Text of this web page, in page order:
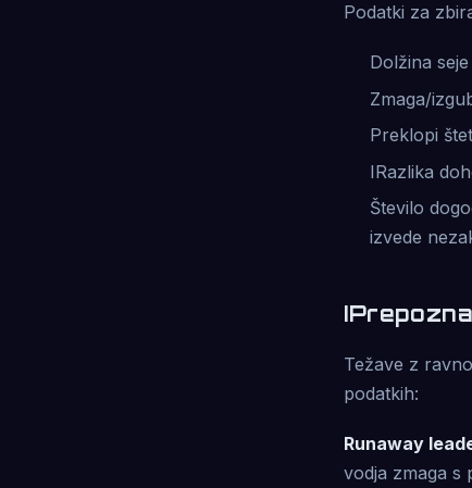
Podatki za
Dolžina
Zmaga/
Preklopi
IRazlika
Število
izvede
Težave z
podatkih:
Runaway
vodja zmaga s